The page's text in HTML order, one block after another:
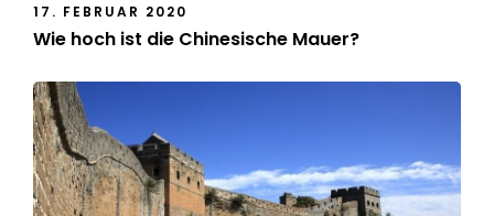
17. FEBRUAR 2020
Wie hoch ist die Chinesische Mauer?